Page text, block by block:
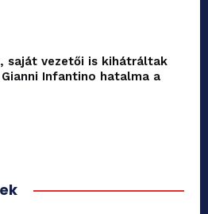
saját vezetői is kihátráltak
Infantino hatalma a